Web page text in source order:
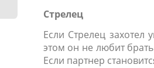
Стрелец
Если Стрелец
этом он не любит
Если партнер